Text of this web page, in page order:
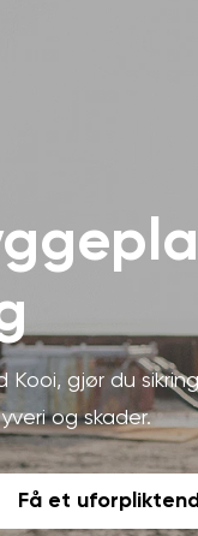
Kooi, gjør du
og skader.
Få et